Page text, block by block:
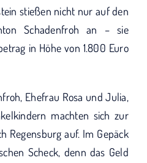
stießen nicht nur auf den
Schadenfroh an – sie
in Höhe von 1.800 Euro
Ehefrau Rosa und Julia,
machten sich zur
Regensburg auf. Im Gepäck
Scheck, denn das Geld